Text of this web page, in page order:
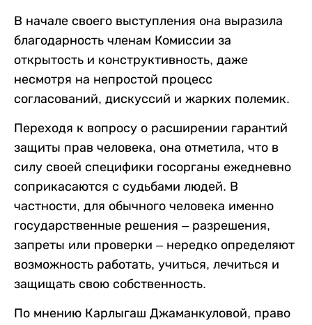
В начале своего выступления она выразила
благодарность членам Комиссии за
открытость и конструктивность, даже
несмотря на непростой процесс
согласований, дискуссий и жарких полемик.
Переходя к вопросу о расширении гарантий
защиты прав человека, она отметила, что в
силу своей специфики госорганы ежедневно
соприкасаются с судьбами людей. В
частности, для обычного человека именно
государственные решения – разрешения,
запреты или проверки – нередко определяют
возможность работать, учиться, лечиться и
защищать свою собственность.
По мнению Карлыгаш Джаманкуловой, право